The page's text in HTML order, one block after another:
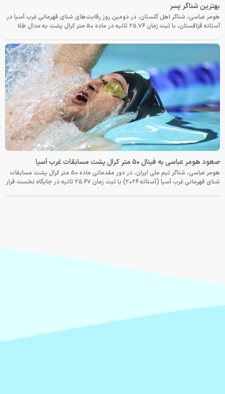
بهترین شناگر پسر
هومر عباسی، شناگر اهل گلستان، در دومین روز رقابت‌های شنای قهرمانی غرب آسیا در
آستانه قزاقستان، با ثبت زمان ۲۵.۷۶ ثانیه در ماده ۵۰ متر کرال پشت به مدال طلا
صعود هومر عباسی به فینال ۵۰ متر کرال پشت مسابقات غرب آسیا
هومر عباسی، شناگر تیم ملی ایران، در دور مقدماتی ماده ۵۰ متر کرال پشت مسابقات
شنای قهرمانی غرب آسیا (آستانه ۲۰۲۶) با ثبت زمان ۲۵.۶۷ ثانیه در جایگاه نخست قرار